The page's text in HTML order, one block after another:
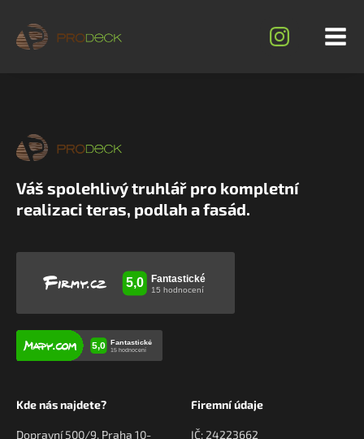
Váš spolehlivý truhlář pro kompletní
realizaci teras, podlah a fasád.
Kde nás najdete?
Dopravní 500/9, Praha 10-
Firemní údaje
IČ: 24223662